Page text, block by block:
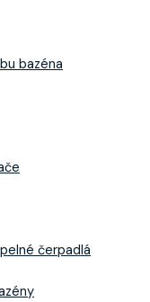
bazéna
čerpadlá